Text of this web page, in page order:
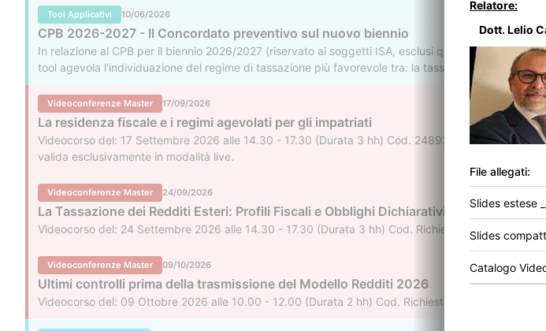
Relatore:
Dott. Lelio
File allegati:
Slides estese
Slides
Catalogo
Tool Applicativi 10/06/2026
CPB 2026-2027 - Il Concordato preventivo sul nuovo biennio
In relazione al CPB per il biennio 2026/2027 (riservato ai soggetti ISA, esclusi quelli che hanno
tool agevola l'individuazione del regime di tassazione più favorevole tra: la tassazione ordinaria
flat tax incrementale sull'extrareddito rispetto al 2024. L'utente deve fornire indicazione del
Videoconferenze Master 17/09/2026
La residenza fiscale e i regimi agevolati per gli impatriati
Videocorso del: 17 Settembre 2026 alle 14.30 - 17.30 (Durata 3 hh) Cod. 248930 Accreditato
valida esclusivamente in modalità live.
Videoconferenze Master 24/09/2026
La Tassazione dei Redditi Esteri: Profili Fiscali e Obblighi Dichiarativi
Videocorso del: 24 Settembre 2026 alle 14.30 - 17.30 (Durata 3 hh) Cod. Richiesto
Videoconferenze Master 09/10/2026
Ultimi controlli prima della trasmissione del Modello Redditi 2026
Videocorso del: 09 Ottobre 2026 alle 10.00 - 12.00 (Durata 2 hh) Cod. Richiesto l'Accreditamento